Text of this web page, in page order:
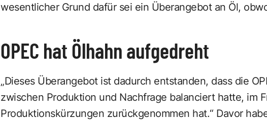
wesentlicher Grund dafür sei ein Überangebot an Öl,
OPEC hat Ölhahn aufgedreht
„Dieses Überangebot ist dadurch entstanden, dass die
zwischen Produktion und Nachfrage balanciert hatte, im
Produktionskürzungen zurückgenommen hat.“ Davor